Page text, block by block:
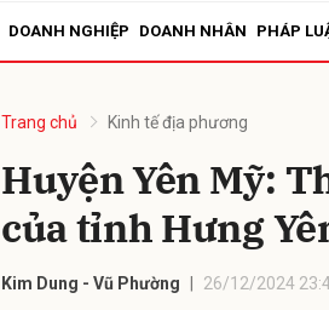
DOANH NGHIỆP DOANH NHÂN PHÁP
Trang chủ Kinh tế địa phương
Huyện Yên Mỹ:
của tỉnh Hưng
Kim Dung - Vũ Phường 26/12/2024